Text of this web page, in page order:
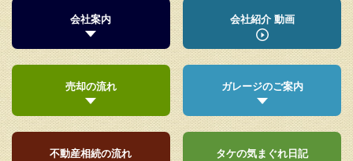
会社案内 会社紹介 動画
売却の流れ ガレージのご案内
不動産相続の流れ タケの気まぐれ日記